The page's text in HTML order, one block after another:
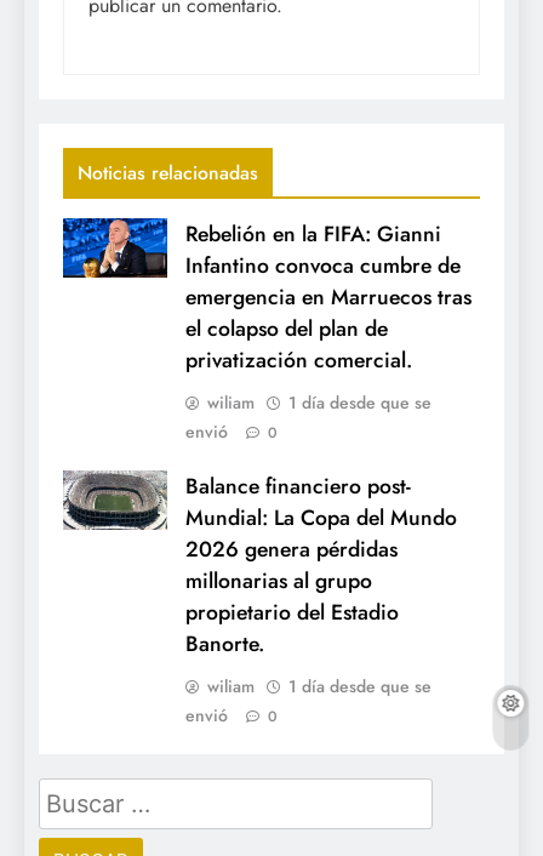
publicar un comentario.
Noticias relacionadas
Rebelión en la FIFA: Gianni
Infantino convoca cumbre de
emergencia en Marruecos tras
el colapso del plan de
privatización comercial.
wiliam
1 día desde que se
envió
0
Balance financiero post-
Mundial: La Copa del Mundo
2026 genera pérdidas
millonarias al grupo
propietario del Estadio
Banorte.
wiliam
1 día desde que se
envió
0
Buscar: